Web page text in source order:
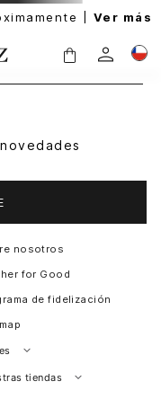
| Ver más
nosotros
for Good
de fidelización
tiendas